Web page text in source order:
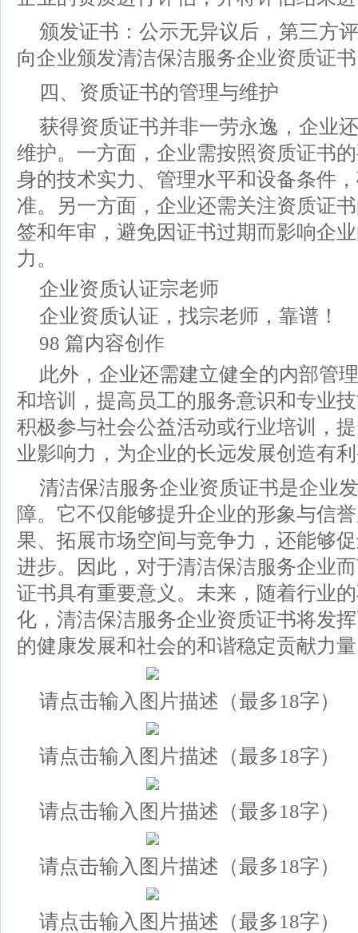
颁发证书：公示无异议后，第三方
向企业颁发清洁保洁服务企业资质证
四、资质证书的管理与维护
获得资质证书并非一劳永逸，企业
维护。一方面，企业需按照资质证书
身的技术实力、管理水平和设备条件
准。另一方面，企业还需关注资质证
签和年审，避免因证书过期而影响企
力。
企业资质认证宗老师
企业资质认证，找宗老师，靠谱！
98 篇内容创作
此外，企业还需建立健全的内部管
和培训，提高员工的服务意识和专业
积极参与社会公益活动或行业培训，
业影响力，为企业的长远发展创造有
清洁保洁服务企业资质证书是企业
障。它不仅能够提升企业的形象与信
果、拓展市场空间与竞争力，还能够
进步。因此，对于清洁保洁服务企业
证书具有重要意义。未来，随着行业
化，清洁保洁服务企业资质证书将发
的健康发展和社会的和谐稳定贡献力
请点击输入图片描述（最多18字）
请点击输入图片描述（最多18字）
请点击输入图片描述（最多18字）
请点击输入图片描述（最多18字）
请点击输入图片描述（最多18字）